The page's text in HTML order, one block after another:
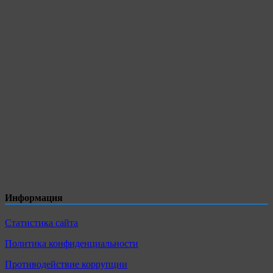
Информация
Статистика сайта
Политика конфиденциальности
Противодействие коррупции